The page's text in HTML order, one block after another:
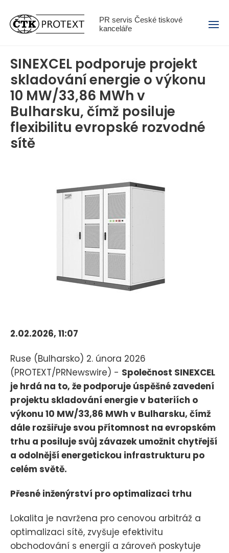
PR servis České tiskové
kanceláře
Menu
SINEXCEL podporuje projekt
skladování energie o výkonu
10 MW/33,86 MWh v
Bulharsku, čímž posiluje
flexibilitu evropské rozvodné
sítě
2.02.2026, 11:07
Ruse (Bulharsko) 2. února 2026
(PROTEXT/PRNewswire) - Společnost SINEXCEL
je hrdá na to, že podporuje úspěšné zavedení
projektu skladování energie v bateriích o
výkonu 10 MW/33,86 MWh v Bulharsku, čímž
dále rozšiřuje svou přítomnost na evropském
trhu a posiluje svůj závazek umožnit chytřejší
a odolnější energetickou infrastrukturu po
celém světě.
Přesné inženýrství pro optimalizaci trhu
Lokalita je navržena pro cenovou arbitráž a
optimalizaci sítě, zvyšuje efektivitu
obchodování s energií a zároveň poskytuje